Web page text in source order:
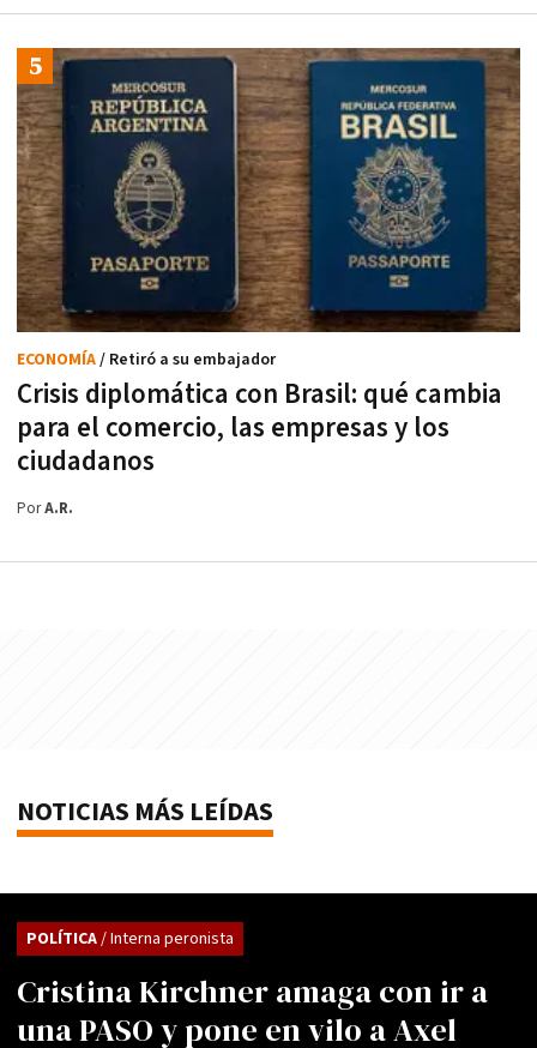
Crisis diplomática con Brasil: qué cambia
para el comercio, las empresas y los
ciudadanos
ECONOMÍA/ Retiró a su embajador
PorA.R.
NOTICIAS MÁS LEÍDAS
Cristina Kirchner amaga con ir a
una PASO y pone en vilo a Axel
POLÍTICA/ Interna peronista